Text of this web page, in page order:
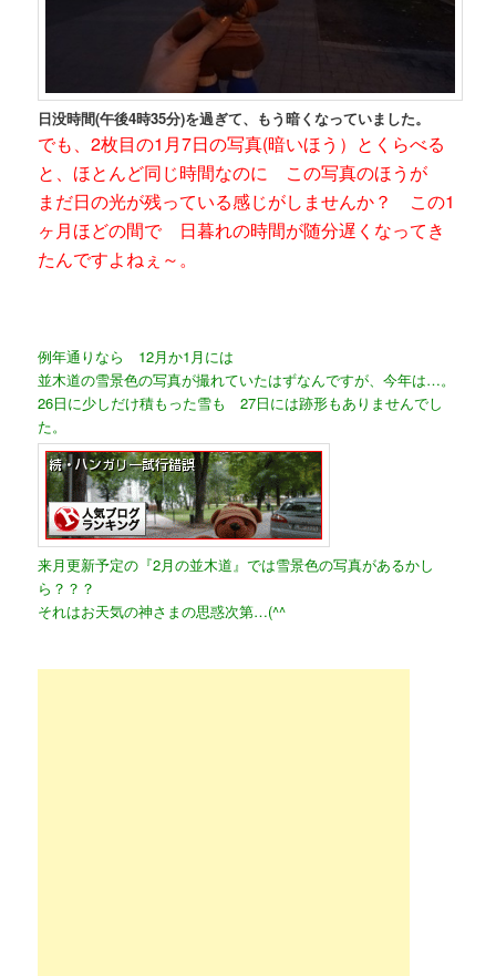
日没時間(午後4時35分)を過ぎて、もう暗くなっていました。
でも、2枚目の1月7日の写真(暗いほう）とくらべる
と、ほとんど同じ時間なのに この写真のほうが
まだ日の光が残っている感じがしませんか？ この1
ヶ月ほどの間で 日暮れの時間が随分遅くなってき
たんですよねぇ～。
例年通りなら 12月か1月には
並木道の雪景色の写真が撮れていたはずなんですが、今年は…。
26日に少しだけ積もった雪も 27日には跡形もありませんでし
た。
来月更新予定の『2月の並木道』では雪景色の写真があるかし
ら？？？
それはお天気の神さまの思惑次第…(^^ゞ